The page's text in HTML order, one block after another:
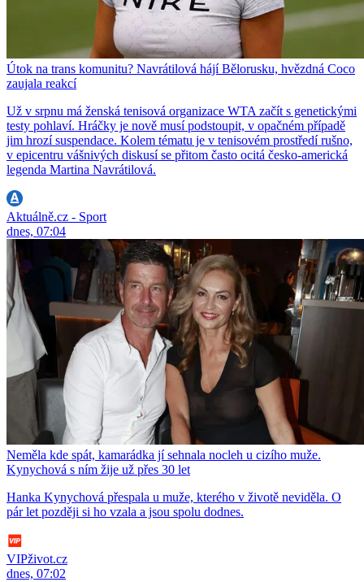
Útok na trans komunitu? Navrátilová hájí Bělorusku, hvězdná Coco
zaujala reakcí
Už v srpnu má ženská tenisová organizace WTA začít s genetickými
testy pohlaví. Hráčky je nově musí podstoupit, v opačném případě
jim hrozí suspendace. Kolem tématu je v tenisovém prostředí rušno,
v epicentru vášnivých diskusí se přitom často ocitá česko-americká
legenda Martina Navrátilová.
Aktuálně.cz - Sport
dnes, 07:04
Neměla kde spát, kamarádka jí sehnala nocleh u cizího muže.
Kynychová s ním žije už přes 30 let
Hanka Kynychová přespala u muže, kterého v životě neviděla. O
pár let později si ho vzala a jsou spolu dodnes.
VIPživot.cz
dnes, 07:02